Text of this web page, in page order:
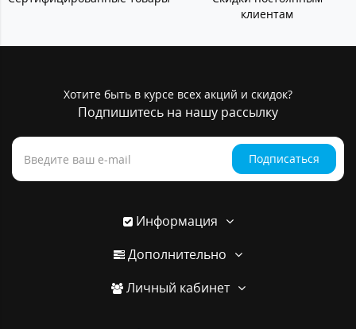
клиентам
Хотите быть в курсе всех акций и скидок?
Подпишитесь на нашу рассылку
Подписаться
Информация
Дополнительно
Личный кабинет